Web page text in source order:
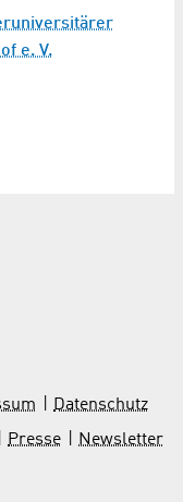
e. V.
Datenschutz
Presse
Newsletter